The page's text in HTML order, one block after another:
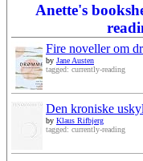
Anette's
Fire noveller om
by Jane Austen
tagged: currently-reading
Den kroniske
by Klaus Rifbjerg
tagged: currently-reading